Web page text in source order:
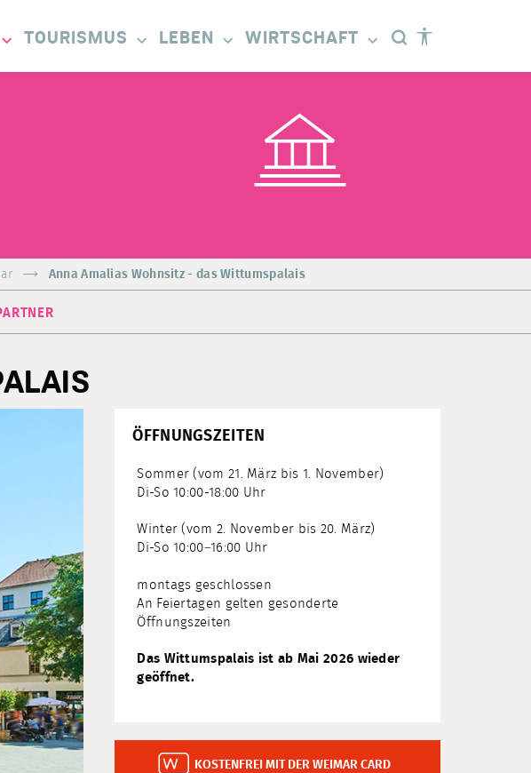
TOURISMUS LEBEN WIRTSCHAFT
Anna Amalias Wohnsitz - das Wittumspalais
ÖFFNUNGSZEITEN
Sommer (vom 21. März bis 1. November)
Di-So 10:00-18:00 Uhr
Winter (vom 2. November bis 20. März)
Di-So 10:00–16:00 Uhr
montags geschlossen
An Feiertagen gelten gesonderte
Öffnungszeiten
Das Wittumspalais ist ab Mai 2026 wieder
geöffnet.
KOSTENFREI MIT DER WEIMAR CARD